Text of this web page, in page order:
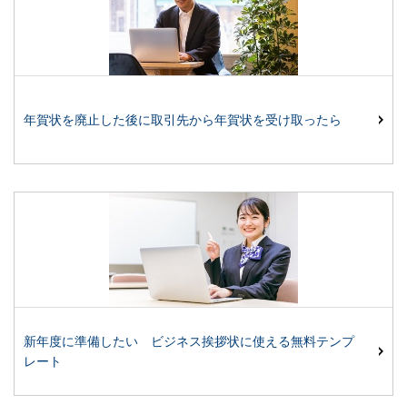
年賀状を廃止した後に取引先から年賀状を受け取ったら
新年度に準備したい ビジネス挨拶状に使える無料テンプ
レート